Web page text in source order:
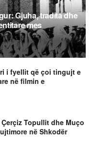
Gjuha, tradita dhe
mes
i fyellit që çoi tingujt e
në filmin e
Topullit dhe Muço
në Shkodër